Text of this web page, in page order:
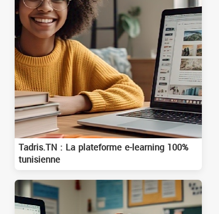
Tadris.TN : La plateforme e-learning 100%
tunisienne